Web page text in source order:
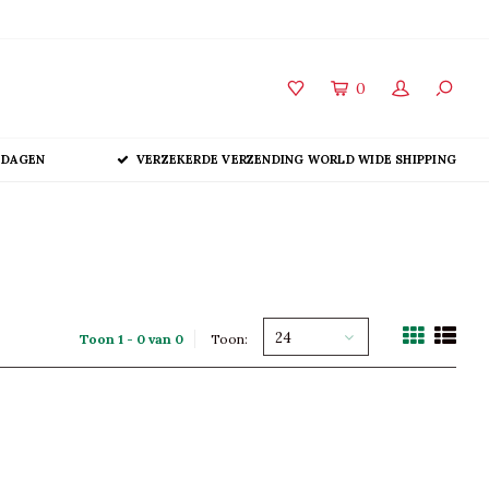
0
VERZEKERDE VERZENDING WORLD WIDE SHIPPING
Toon 1 - 0 van 0 Toon: 24